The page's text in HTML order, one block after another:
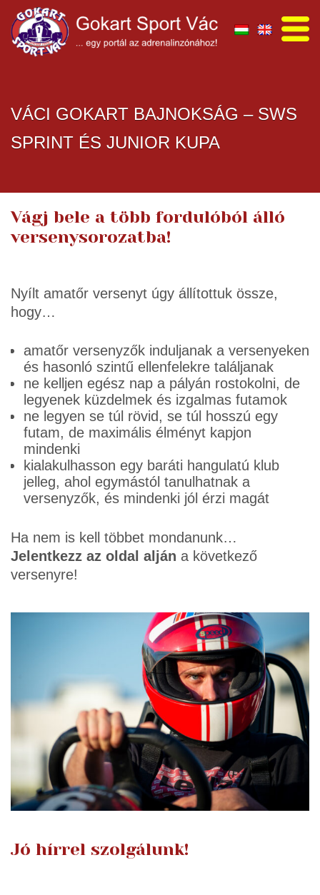
VÁCI GOKART BAJNOKSÁG – SWS
SPRINT ÉS JUNIOR KUPA
Vágj bele a több fordulóból álló
versenysorozatba!
Nyílt amatőr versenyt úgy állítottuk össze,
hogy…
amatőr versenyzők induljanak a versenyeken
és hasonló szintű ellenfelekre találjanak
ne kelljen egész nap a pályán rostokolni, de
legyenek küzdelmek és izgalmas futamok
ne legyen se túl rövid, se túl hosszú egy
futam, de maximális élményt kapjon
mindenki
kialakulhasson egy baráti hangulatú klub
jelleg, ahol egymástól tanulhatnak a
versenyzők, és mindenki jól érzi magát
Ha nem is kell többet mondanunk…
Jelentkezz az oldal alján a következő
versenyre!
Jó hírrel szolgálunk!